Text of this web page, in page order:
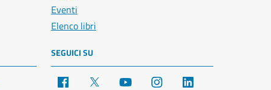
Eventi
Elenco libri
SEGUICI SU
Facebook YouTube Instagram